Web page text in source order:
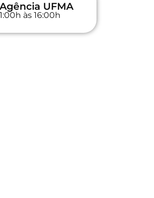
UFMA
às 16:00h